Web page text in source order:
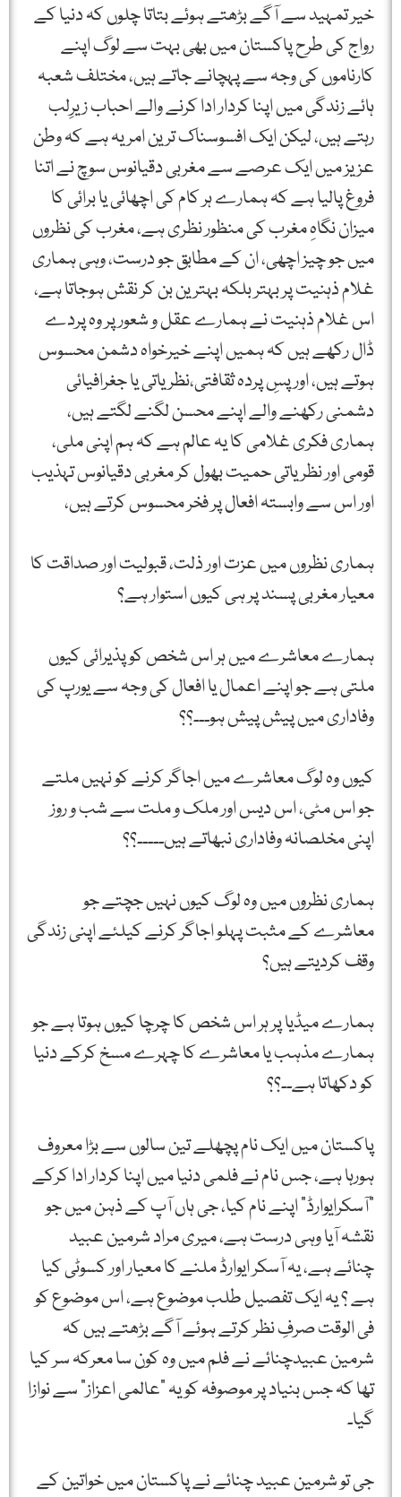
خیر تمہید سے آگے بڑھتے ہوئے بتاتا چلوں کہ دنیا کے
رواج کی طرح پاکستان میں بھی بہت سے لوگ اپنے
کارناموں کی وجہ سے پہچانے جاتے ہیں، مختلف شعبہ
ہائے زندگی میں اپنا کردار ادا کرنے والے احباب زیرِلب
رہتے ہیں، لیکن ایک افسوسناک ترین امر یہ ہے کہ وطن
عزیز ميں ایک عرصے سے مغربی دقیانوس سوچ نے اتنا
فروغ پالیا ہے کہ ہمارے ہر کام کی اچھائی یا برائی کا
میزان نگاہِ مغرب کی منظور نظری ہے، مغرب کی نظروں
میں جو چیز اچھی، ان کے مطابق جو درست، وہی ہماری
غلام ذہنیت پر بہتر بلکہ بہترین بن کر نقش ہوجاتا ہے،
اس غلام ذہنیت نے ہمارے عقل و شعور پر وہ پردے
ڈال رکھے ہیں کہ ہمیں اپنے خیرخواہ دشمن محسوس
ہوتے ہیں، اور پسِ پردہ ثقافتی،نظریاتی یا جغرافیائی
دشمنی رکھنے والے اپنے محسن لگنے لگتے ہیں،
ہماری فکری غلامی کا یہ عالم ہے کہ ہم اپنی ملی،
قومی اور نظریاتی حمیت بھول کر مغربی دقیانوس تہذیب
اور اس سے وابستہ افعال پر فخر محسوس کرتے ہیں،
ہماری نظروں میں عزت اور ذلت، قبولیت اور صداقت کا
معیار مغربی پسند پر ہی کیوں استوار ہے؟
ہمارے معاشرے میں ہر اس شخص کو پذیرائی کیوں
ملتی ہے جو اپنے اعمال یا افعال کی وجہ سے یورپ کی
وفاداری میں پیش پیش ہو۔۔۔؟؟
کیوں وہ لوگ معاشرے میں اجاگر کرنے کو نہیں ملتے
جو اس مٹی، اس دیس اور ملک و ملت سے شب و روز
اپنی مخلصانہ وفاداری نبھاتے ہیں۔۔۔۔۔؟؟
ہماری نظروں میں وہ لوگ کیوں نہیں جچتے جو
معاشرے کے مثبت پہلو اجاگر کرنے کیلئے اپنی زندگی
وقف کردیتے ہیں؟
ہمارے میڈیا پر ہر اس شخص کا چرچا کیوں ہوتا ہے جو
ہمارے مذہب یا معاشرے کا چہرے مسخ کرکے دنیا
کو دکھاتا ہے۔۔؟؟
پاکستان میں ایک نام پچھلے تین سالوں سے بڑا معروف
ہورہا ہے، جس نام نے فلمی دنیا میں اپنا کردار ادا کرکے
"آسکرایوارڈ” اپنے نام کیا، جی ہاں آپ کے ذہن میں جو
نقشہ آیا وہی درست ہے، میری مراد شرمین عبید
چنائے ہے، یہ آسکر ایوارڈ ملنے کا معیار اور کسوٹی کیا
ہے ؟ یہ ایک تفصیل طلب موضوع ہے، اس موضوع کو
فی الوقت صرفِ نظر کرتے ہوئے آگے بڑھتے ہیں کہ
شرمین عبیدچنائے نے فلم میں وہ کون سا معرکہ سر کیا
تھا کہ جس بنیاد پر موصوفہ کو یہ "عالمی اعزاز” سے نوازا
گیا۔
جی تو شرمین عبید چنائے نے پاکستان میں خواتین کے